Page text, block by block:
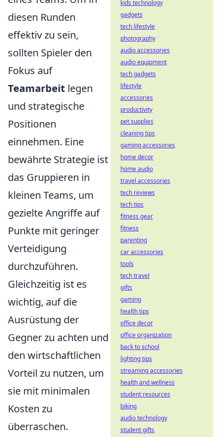
diesen Runden
effektiv zu sein,
sollten Spieler den
Fokus auf
Teamarbeit legen
und strategische
Positionen
einnehmen. Eine
bewährte Strategie ist
das Gruppieren in
kleinen Teams, um
gezielte Angriffe auf
Punkte mit geringer
Verteidigung
durchzuführen.
Gleichzeitig ist es
wichtig, auf die
Ausrüstung der
Gegner zu achten und
den wirtschaftlichen
Vorteil zu nutzen, um
sie mit minimalen
Kosten zu
überraschen.
kids technology
gadgets
tech lifestyle
photography
audio accessories
audio equipment
tech gadgets
lifestyle
accessories
productivity
pet supplies
cleaning tips
gaming accessories
home decor
home audio
travel accessories
tech reviews
tech tips
fitness gear
fitness
parenting
car accessories
tools
tech travel
gifts
gaming
health tips
office decor
office organization
back to school
lighting tips
streaming accessories
health and wellness
student resources
biking
audio technology
student gifts